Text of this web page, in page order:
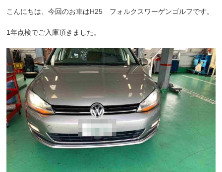
こんにちは、今回のお車はH25 フォルクスワーゲンゴルフです。
1年点検でご入庫頂きました。